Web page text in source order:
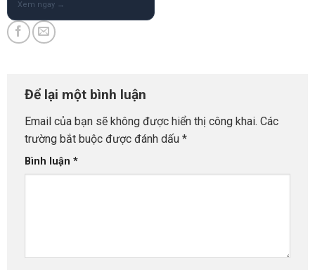
Để lại một bình luận
Email của bạn sẽ không được hiển thị công khai. Các
trường bắt buộc được đánh dấu *
Bình luận *